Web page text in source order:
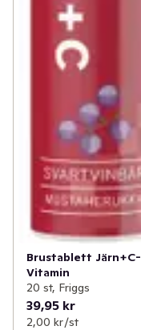
Brustablett Järn+C-
Vitamin
20 st, Friggs
39,95 kr
2,00 kr /st